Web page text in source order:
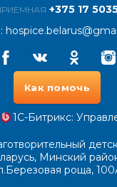
+375 17
Vkontakte
Как помочь
1С-Битрикс:
Минский
роща,